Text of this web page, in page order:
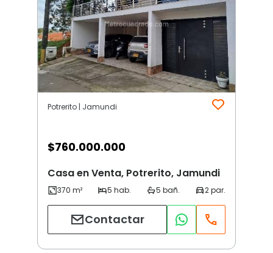
Potrerito | Jamundi
$760.000.000
Casa en Venta, Potrerito, Jamundi
Contactar